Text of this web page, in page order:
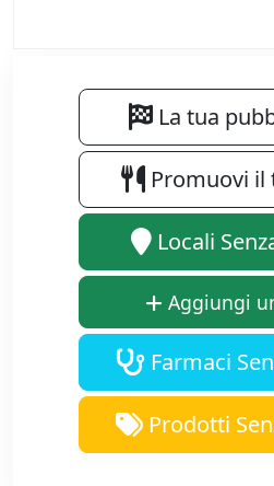
La tua
Promuovi il
Locali
Aggiungi
Farmaci
Prodotti